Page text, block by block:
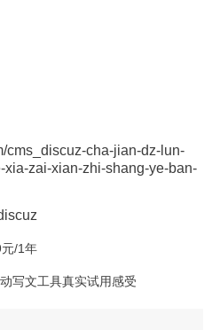
cms_discuz-cha-jian-dz-lun-
zai-xian-zhi-shang-ye-ban-
/1年
写文工具真实试用感受